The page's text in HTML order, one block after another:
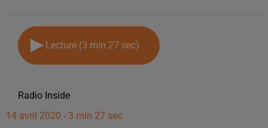
Lecture (3 min 27 sec)
Radio Inside
14 avril 2020 - 3 min 27 sec